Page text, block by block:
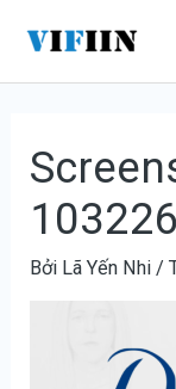
nội
103226
Bởi Lã Yến Nhi /
hướng
bài